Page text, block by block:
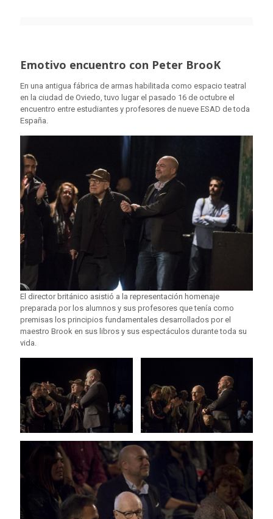
Emotivo encuentro con Peter BrooK
En una antigua fábrica de armas habilitada como espacio teatral
en la ciudad de Oviedo, tuvo lugar el pasado 16 de octubre el
encuentro entre estudiantes y profesores de nueve ESAD de toda
España.
El director británico asistió a la representación homenaje
preparada por los alumnos y sus profesores que tenía como
premisas los principios fundamentales desarrollados por el
maestro Brook en sus libros y sus espectáculos durante toda su
vida.